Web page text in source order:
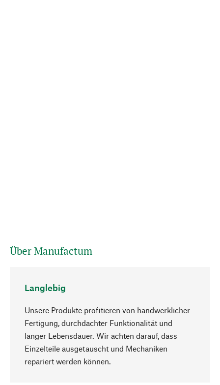
Über Manufactum
Langlebig
Unsere Produkte profitieren von handwerklicher
Fertigung, durchdachter Funktionalität und
langer Lebensdauer. Wir achten darauf, dass
Einzelteile ausgetauscht und Mechaniken
repariert werden können.